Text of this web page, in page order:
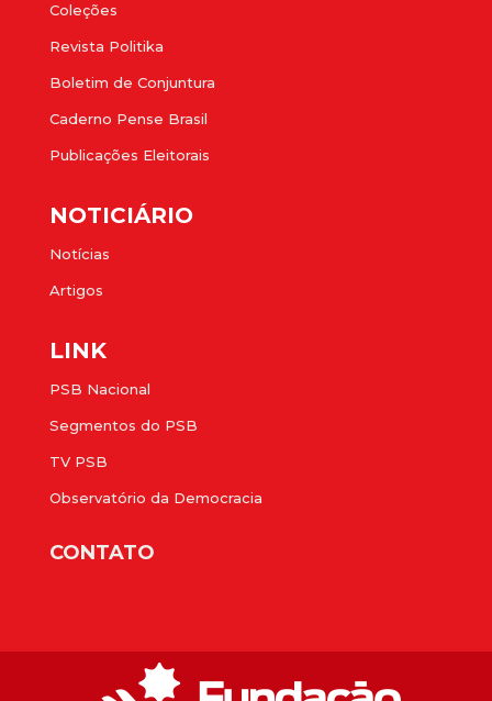
Coleções
Revista Politika
Boletim de Conjuntura
Caderno Pense Brasil
Publicações Eleitorais
NOTICIÁRIO
Notícias
Artigos
LINK
PSB Nacional
Segmentos do PSB
TV PSB
Observatório da Democracia
CONTATO